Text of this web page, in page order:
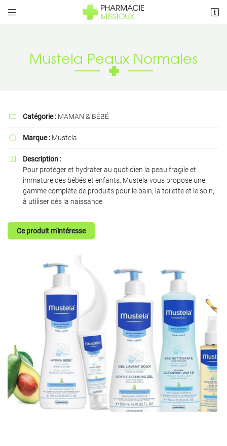

SERVICES
& ORTHOPÉDIQUE

Une
05 49 75 08
Adresse email de réception
Recopier le code ci-contre
Rafraîchir le captcha
En cochant cette case, vous consentez à recevoir nos propositions commerciales à
l'adresse email indiqué ci-dessus. Vous pouvez vous désinscrire à tout moment en
le formulaire de désinscription
Mustela Peaux Normales
 Catégorie : MAMAN & BÉBÉ
 Marque : Mustela

Description :
Pour protéger et hydrater au quotidien la peau fragile et
immature des bébés et enfants, Mustela vous propose une
gamme complète de produits pour le bain, la toilette et le soin,
à utiliser dès la naissance.
Ce produit m'intéresse